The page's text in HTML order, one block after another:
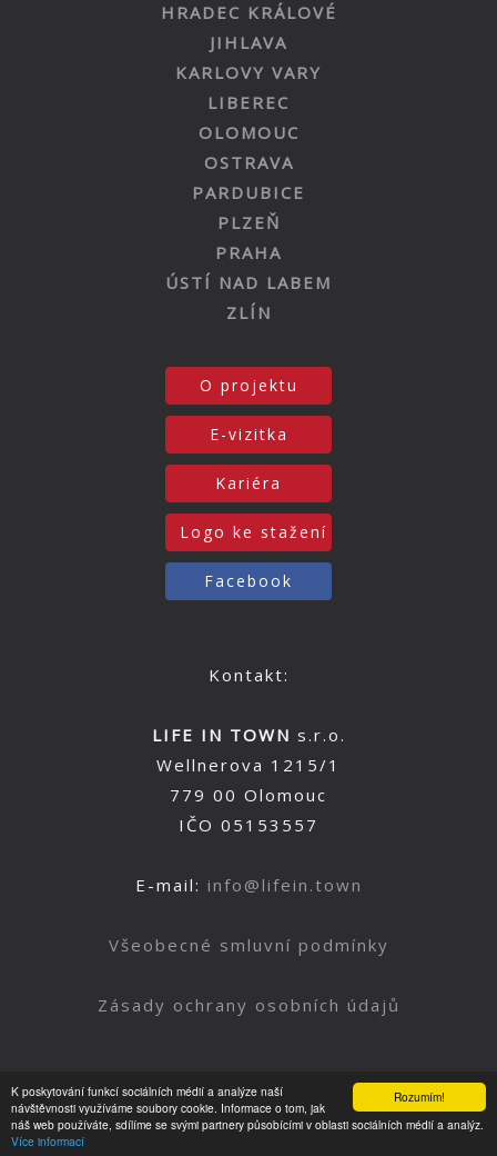
Rozumím!
K poskytování funkcí sociálních médií a analýze naší
návštěvnosti využíváme soubory cookie. Informace o tom, jak
náš web používáte, sdílíme se svými partnery působícími v oblasti sociálních médií a analýz.
Více informací
HRADEC KRÁLOVÉ
JIHLAVA
KARLOVY VARY
LIBEREC
OLOMOUC
OSTRAVA
PARDUBICE
PLZEŇ
PRAHA
ÚSTÍ NAD LABEM
ZLÍN
O projektu
E-vizitka
Kariéra
Logo ke stažení
Facebook
Kontakt:
LIFE IN TOWN s.r.o.
Wellnerova 1215/1
779 00 Olomouc
IČO 05153557
E-mail: info@lifein.town
Všeobecné smluvní podmínky
Zásady ochrany osobních údajů
Nahoru